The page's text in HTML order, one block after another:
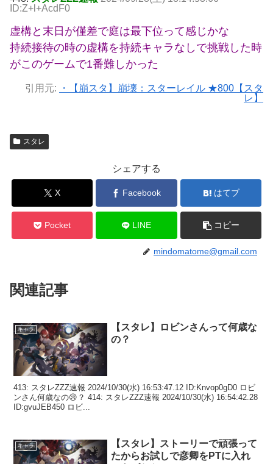
ID:Z+l+AcdF0
虚構と末日が僅差で庭は最下位って感じかな
持続接待の時の虚構を持続キャラなしで挑戦した時
がこのゲームで1番難しかった
引用元:
・【崩スタ】崩壊：スターレイル ★800【スタ
レ】
スタレ
シェアする
X Facebook はてブ
Pocket LINE コピー
mindomatome@gmail.com
関連記事
キャラ
【スタレ】ロビンさんって何歳な
の？
413: スタレZZZ速報 2024/10/30(水) 16:53:47.12 ID:Knvop0gD0 ロビ
ンさん何歳なの😢？ 414: スタレZZZ速報 2024/10/30(水) 16:54:42.28
ID:gvuJEB450 ロビ...
キャラ
【スタレ】ストーリーで頑張って
たからお試しで彦卿をPTに入れ